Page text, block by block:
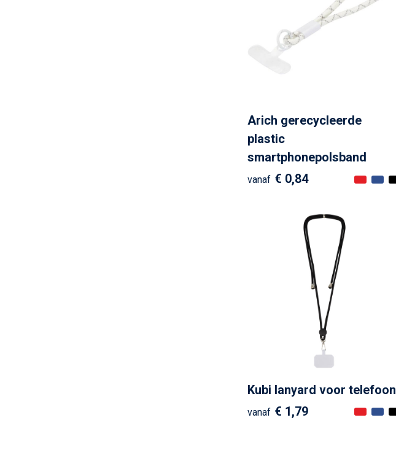
Arich gerecycleerde
plastic
smartphonepolsband
vanaf € 0,84
Kubi lanyard voor telefoon
vanaf € 1,79